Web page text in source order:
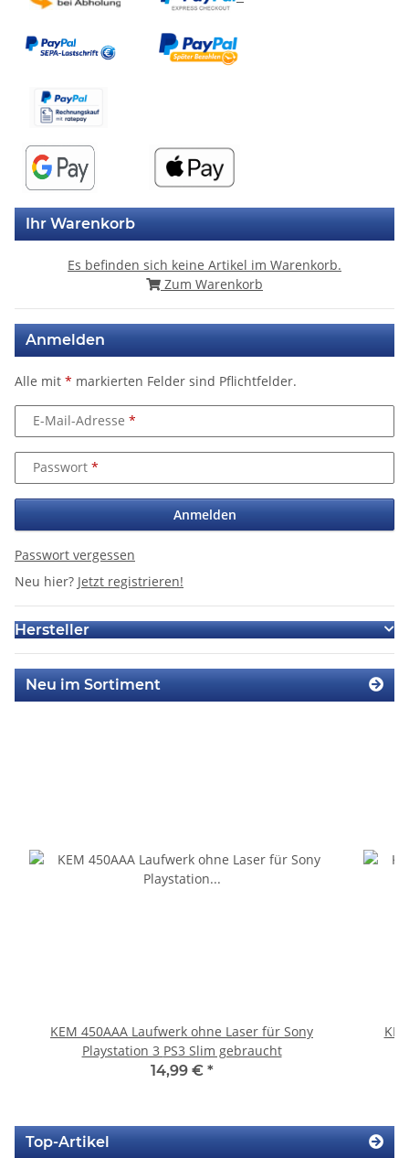
Ihr Warenkorb
Es befinden sich keine Artikel im Warenkorb.
Zum Warenkorb
Anmelden
Alle mit * markierten Felder sind Pflichtfelder.
E-Mail-Adresse
Passwort
Anmelden
Passwort vergessen
Neu hier? Jetzt registrieren!
Hersteller
Neu im Sortiment
KEM 450AAA Laufwerk ohne Laser für Sony
Playstation 3 PS3 Slim gebraucht
14,99 € *
Top-Artikel